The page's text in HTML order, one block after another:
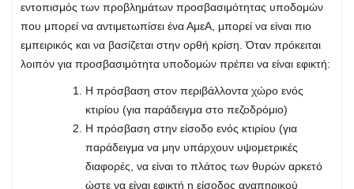
εντοπισμός των προβλημάτων προσβασιμότητας υποδομών
που μπορεί να αντιμετωπίσει ένα ΑμεΑ, μπορεί να είναι πιο
εμπειρικός και να βασίζεται στην ορθή κρίση. Όταν πρόκειται
λοιπόν για προσβασιμότητα υποδομών πρέπει να είναι εφικτή:
Η πρόσβαση στον περιβάλλοντα χώρο ενός
κτιρίου (για παράδειγμα στο πεζοδρόμιο)
Η πρόσβαση στην είσοδο ενός κτιρίου (για
παράδειγμα να μην υπάρχουν υψομετρικές
διαφορές, να είναι το πλάτος των θυρών αρκετό
ώστε να είναι εφικτή η είσοδος αναπηρικού